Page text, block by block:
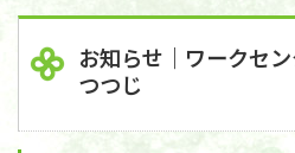
お知らせ｜ワークセ
つつじ